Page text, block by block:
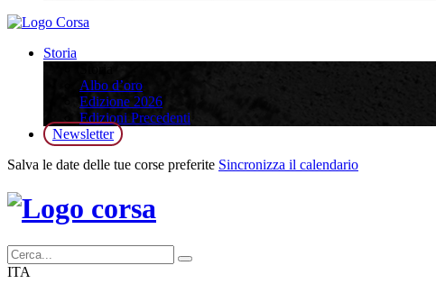
Storia
Albo d’oro
Edizione 2026
Edizioni Precedenti
Newsletter
Salva le date delle tue corse preferite Sincronizza il calendario
ITA